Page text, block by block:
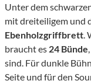
Unter dem
mit dreiteiligem und
Ebenholzgriffbrett
braucht es 24 Bünde
sind. Für dunkle
Seite und für den